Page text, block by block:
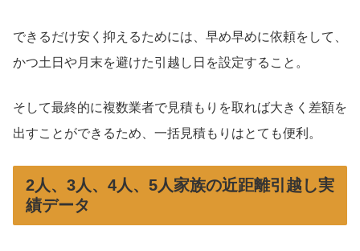
できるだけ安く抑えるためには、早め早めに依頼をして、
かつ土日や月末を避けた引越し日を設定すること。
そして最終的に複数業者で見積もりを取れば大きく差額を
出すことができるため、一括見積もりはとても便利。
2人、3人、4人、5人家族の近距離引越し実
績データ